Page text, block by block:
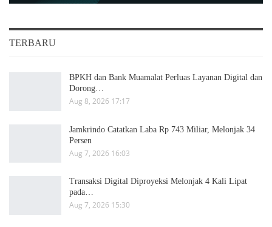
TERBARU
BPKH dan Bank Muamalat Perluas Layanan Digital dan
Dorong…
Aug 8, 2026 17:17
Jamkrindo Catatkan Laba Rp 743 Miliar, Melonjak 34
Persen
Aug 7, 2026 16:03
Transaksi Digital Diproyeksi Melonjak 4 Kali Lipat
pada…
Aug 7, 2026 15:30